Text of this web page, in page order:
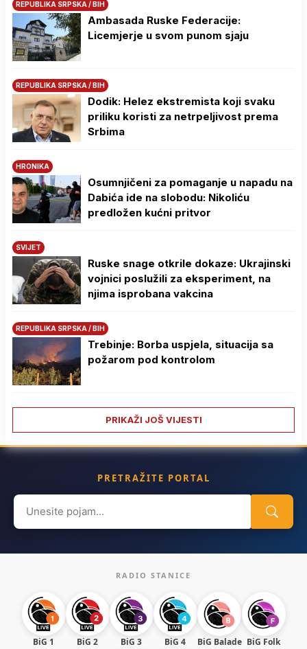
REPUBLIKA SRPSKA / BIH
Ambasada Ruske Federacije:
Licemjerje u svom punom sjaju
REPUBLIKA SRPSKA / BIH
Dodik: Helez ekstremista koji svaku
priliku koristi za netrpeljivost prema
Srbima
HRONIKA
Osumnjičeni za pomaganje u napadu na
Dabića ide na slobodu: Nikoliću
predložen kućni pritvor
SVIJET
Ruske snage otkrile dokaze: Ukrajinski
vojnici poslužili za eksperiment, na
njima isprobana vakcina
REPUBLIKA SRPSKA / BIH
Trebinje: Borba uspjela, situacija sa
požarom pod kontrolom
PRIKAŽI JOŠ VIJESTI
PRETRAŽITE PORTAL
Search
for:
RADIO STANICE
BiG 1 BiG 2 BiG 3 BiG 4 BiG Balade BiG Folk